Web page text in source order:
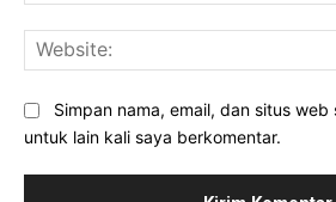
Simpan nama, email, dan situs
untuk lain kali saya berkomentar.